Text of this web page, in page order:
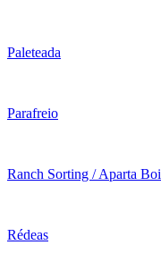
Paleteada
Parafreio
Ranch Sorting / Aparta Boi
Rédeas